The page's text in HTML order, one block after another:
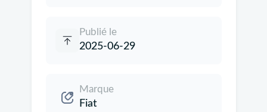
Publié le
2025-06-29
Marque
Fiat